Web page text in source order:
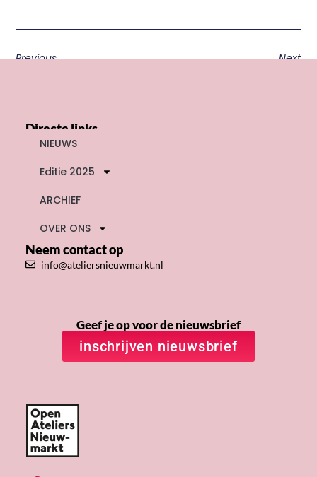
Previous Next
Directe links
NIEUWS
Editie 2025
ARCHIEF
OVER ONS
Neem contact op
info@ateliersnieuwmarkt.nl
Geef je op voor de nieuwsbrief
inschrijven nieuwsbrief